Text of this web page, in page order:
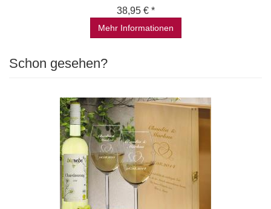
38,95 € *
Mehr Informationen
Schon gesehen?